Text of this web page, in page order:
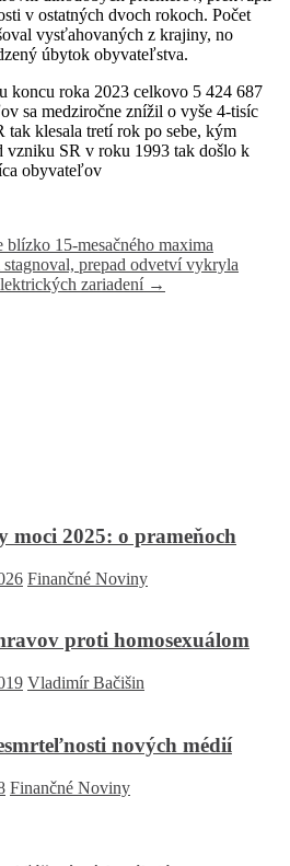
v ostatných dvoch rokoch. Počet
vysťahovaných z krajiny, no
úbytok obyvateľstva.
koncu roka 2023 celkovo 5 424 687
sa medziročne znížil o vyše 4-tisíc
klesala tretí rok po sebe, kým
vzniku SR v roku 1993 tak došlo k
obyvateľov
blízko 15-mesačného maxima
prepad odvetví vykryla
zariadení →
moci 2025: o prameňoch
Finančné Noviny
proti homosexuálom
Vladimír Bačišin
nových médií
Finančné Noviny